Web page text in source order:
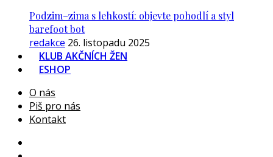
Podzim–zima s lehkostí: objevte pohodlí a styl
barefoot bot
redakce 26. listopadu 2025
KLUB AKČNÍCH ŽEN
ESHOP
O nás
Piš pro nás
Kontakt